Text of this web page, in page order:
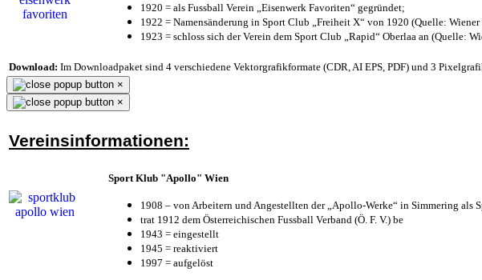
1920 = als Fussball Verein „Eisenwerk Favoriten“ gegründet;
1922 = Namensänderung in Sport Club „Freiheit X“ von 1920 (Quelle:
1923 = schloss sich der Verein dem Sport Club „Rapid“ Oberlaa an (Quelle:
Download: Im Downloadpaket sind 4 verschiedene Vektorgrafikformate (CDR, AI EPS, PDF) und 3
×
×
Vereinsinformationen:
Sport Klub "Apollo" Wien
1908 – von Arbeitern und Angestellten der „Apollo-Werke“ in Simmering
trat 1912 dem Österreichischen Fussball Verband (Ö. F. V.) be
1943 = eingestellt
1945 = reaktiviert
1997 = aufgelöst